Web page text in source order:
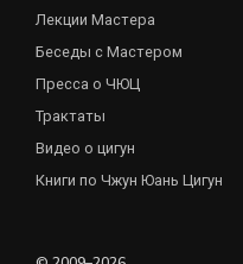
Лекции Мастера
Беседы с Мастером
Пресса о ЧЮЦ
Трактаты
Видео о цигун
Книги по Чжун Юань Цигун